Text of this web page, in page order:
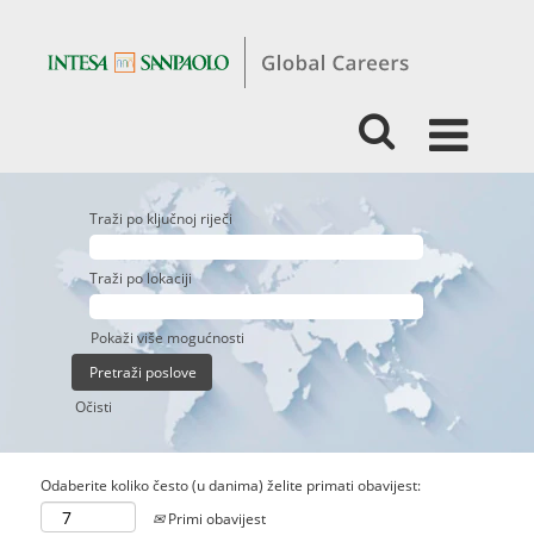
Traži po ključnoj riječi
Traži po lokaciji
Pokaži više mogućnosti
Očisti
Odaberite koliko često (u danima) želite primati obavijest:
Primi obavijest